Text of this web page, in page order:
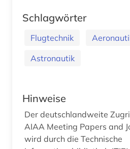
Schlagwörter
Flugtechnik
Astronautik
Hinweise
Der deutschlandweite
AIAA Meeting Papers and
wird durch die Technische